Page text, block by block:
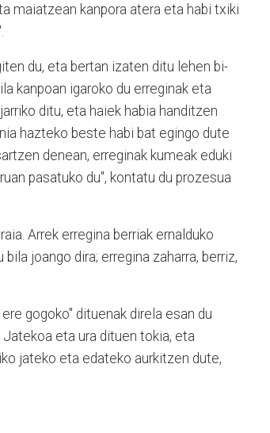
maiatzean kanpora atera eta habi txiki
du, eta bertan izaten ditu lehen bi-
kanpoan igaroko du erreginak eta
ditu, eta haiek habia handitzen
hazteko beste habi bat egingo dute
denean, erreginak kumeak eduki
pasatuko du", kontatu du prozesua
Arrek erregina berriak ernalduko
joango dira; erregina zaharra, berriz,
gogoko" dituenak direla esan du
eta ura dituen tokia, eta
jateko eta edateko aurkitzen dute,